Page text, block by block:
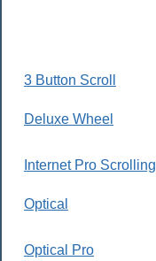
3 Button Scroll
Deluxe Wheel
Internet Pro Scrolling
Optical
Optical Pro